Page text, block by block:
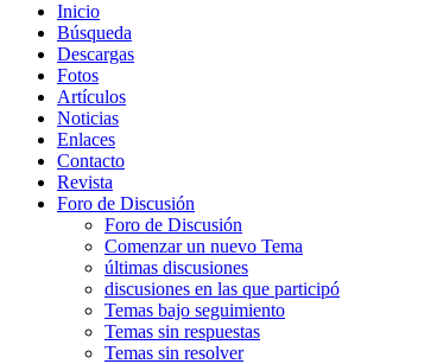
Inicio
Búsqueda
Descargas
Fotos
Artículos
Noticias
Enlaces
Contacto
Revista
Foro de Discusión
Foro de Discusión
Comenzar un nuevo Tema
últimas discusiones
discusiones en las que participó
Temas bajo seguimiento
Temas sin respuestas
Temas sin resolver